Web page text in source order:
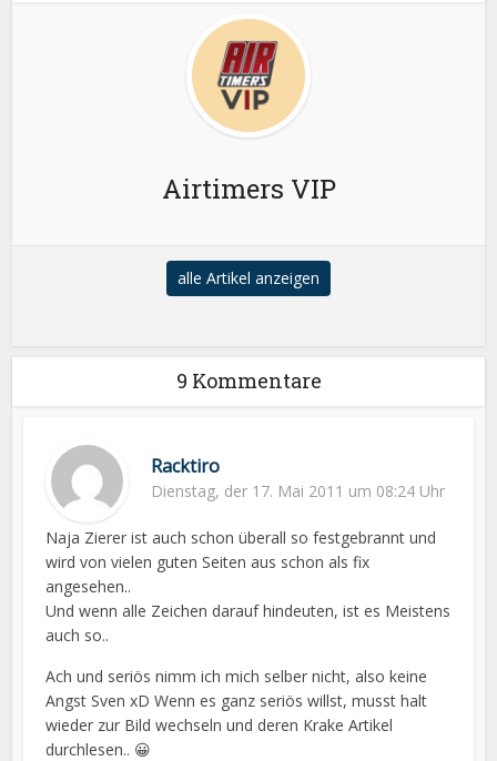
Airtimers VIP
alle Artikel anzeigen
9 Kommentare
Racktiro
Dienstag, der 17. Mai 2011 um 08:24 Uhr
Naja Zierer ist auch schon überall so festgebrannt und
wird von vielen guten Seiten aus schon als fix
angesehen..
Und wenn alle Zeichen darauf hindeuten, ist es Meistens
auch so..
Ach und seriös nimm ich mich selber nicht, also keine
Angst Sven xD Wenn es ganz seriös willst, musst halt
wieder zur Bild wechseln und deren Krake Artikel
durchlesen.. 😀